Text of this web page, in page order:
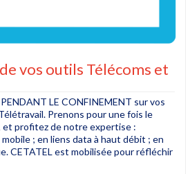
vos outils Télécoms et
LE CONFINEMENT sur vos
Prenons pour une fois le
et profitez de notre expertise :
; en liens data à haut débit ; en
CETATEL est mobilisée pour réfléchir